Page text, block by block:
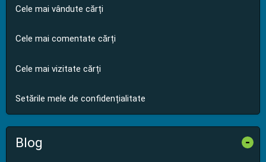
Cele mai vândute cărți
Cele mai comentate cărți
Cele mai vizitate cărți
Setările mele de confidențialitate
Blog -